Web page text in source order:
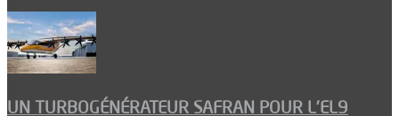
UN TURBOGÉNÉRATEUR SAFRAN POUR L’EL9